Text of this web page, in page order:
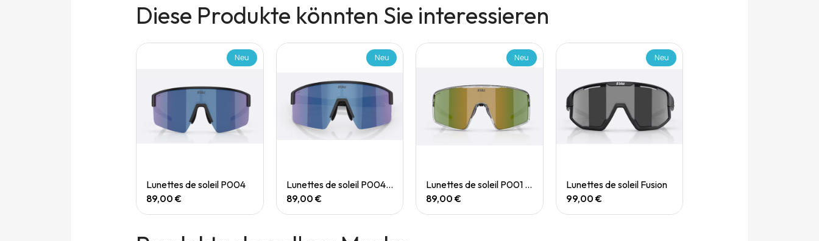
Diese Produkte könnten Sie interessieren
Quick View
Neu
Lunettes de soleil P004
89,00 €
Quick View
Neu
Lunettes de soleil P004 Small
89,00 €
Quick View
Neu
Lunettes de soleil P001 Small
89,00 €
Quick View
Neu
Lunettes de soleil Fusion
99,00 €